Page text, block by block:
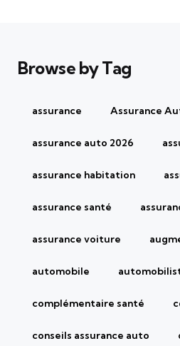
Browse by Tag
assurance Assurance
assurance auto 2026
assurance habitation
assurance santé
assurance voiture
automobile
complémentaire santé
conseils assurance auto